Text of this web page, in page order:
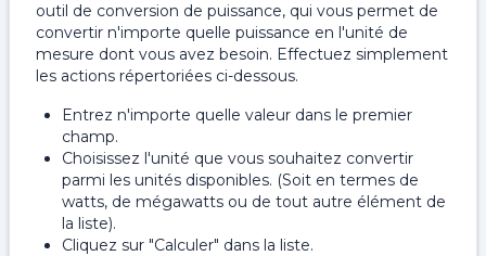
outil de conversion de puissance, qui vous permet de
convertir n'importe quelle puissance en l'unité de
mesure dont vous avez besoin. Effectuez simplement
les actions répertoriées ci-dessous.
Entrez n'importe quelle valeur dans le premier
champ.
Choisissez l'unité que vous souhaitez convertir
parmi les unités disponibles. (Soit en termes de
watts, de mégawatts ou de tout autre élément de
la liste).
Cliquez sur "Calculer" dans la liste.